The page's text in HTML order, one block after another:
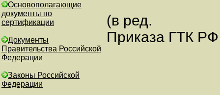
Основополагающие
документы по
сертификации
Документы
Правительства Российской
Федерации
Законы Российской
Федерации
(в ред.
Приказа ГТК